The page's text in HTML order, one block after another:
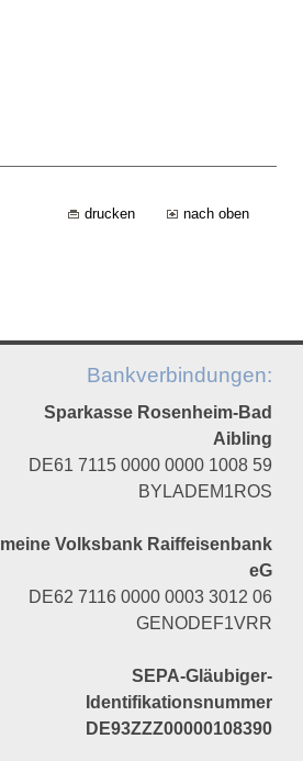
drucken nach oben
Bankverbindungen:
Sparkasse Rosenheim-Bad
Aibling
DE61 7115 0000 0000 1008 59
BYLADEM1ROS
meine Volksbank Raiffeisenbank
eG
DE62 7116 0000 0003 3012 06
GENODEF1VRR
SEPA-Gläubiger-
Identifikationsnummer
DE93ZZZ00000108390